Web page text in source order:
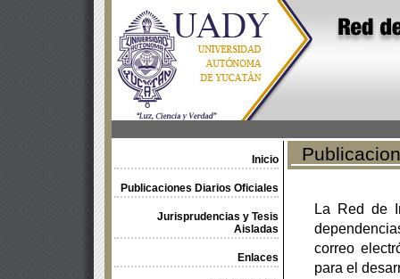
Inicio
Publicaciones Diarios Oficiales
Jurisprudencias y Tesis
Aisladas
Enlaces
La Red de
correo
para el